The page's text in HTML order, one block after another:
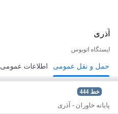
آذری
ایستگاه اتوبوس
مسیریابی ذخیره حمل و نقل عمومی اطلاعات عمومی
خط 444
پایانه خاوران - آذری